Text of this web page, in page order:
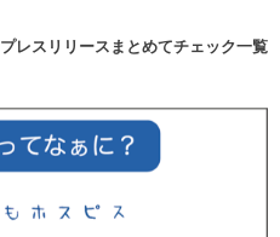
プレスリリースまとめてチェック一覧